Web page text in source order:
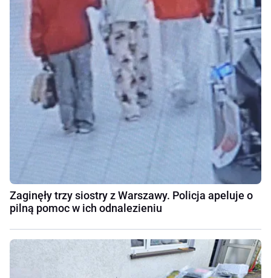
Zaginęły trzy siostry z Warszawy. Policja apeluje o
pilną pomoc w ich odnalezieniu